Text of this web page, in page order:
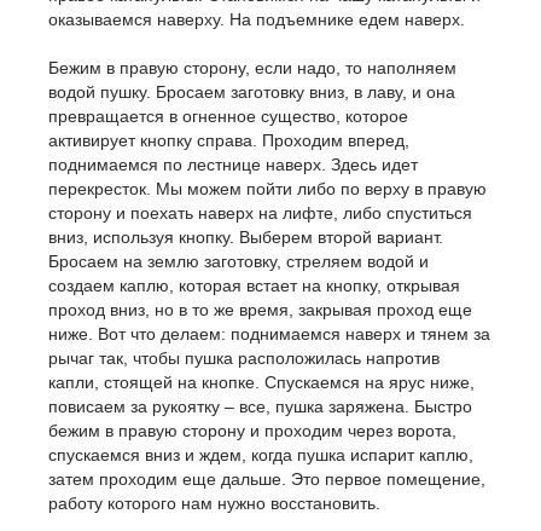
оказываемся наверху. На подъемнике едем наверх.
Бежим в правую сторону, если надо, то наполняем
водой пушку. Бросаем заготовку вниз, в лаву, и она
превращается в огненное существо, которое
активирует кнопку справа. Проходим вперед,
поднимаемся по лестнице наверх. Здесь идет
перекресток. Мы можем пойти либо по верху в правую
сторону и поехать наверх на лифте, либо спуститься
вниз, используя кнопку. Выберем второй вариант.
Бросаем на землю заготовку, стреляем водой и
создаем каплю, которая встает на кнопку, открывая
проход вниз, но в то же время, закрывая проход еще
ниже. Вот что делаем: поднимаемся наверх и тянем за
рычаг так, чтобы пушка расположилась напротив
капли, стоящей на кнопке. Спускаемся на ярус ниже,
повисаем за рукоятку – все, пушка заряжена. Быстро
бежим в правую сторону и проходим через ворота,
спускаемся вниз и ждем, когда пушка испарит каплю,
затем проходим еще дальше. Это первое помещение,
работу которого нам нужно восстановить.